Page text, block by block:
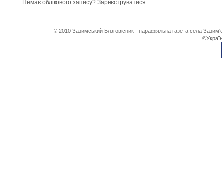
Немає облікового запису? Зареєструватися
© 2010 Зазимський Благовісник - парафіяльна газета села
©